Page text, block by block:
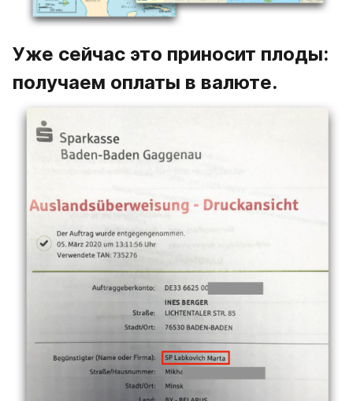
Уже сейчас это приносит плоды:
получаем оплаты в валюте.